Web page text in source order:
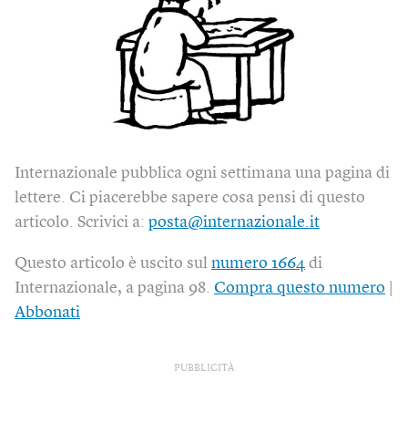
Internazionale pubblica ogni settimana una pagina di
lettere. Ci piacerebbe sapere cosa pensi di questo
articolo. Scrivici a: posta@internazionale.it
Questo articolo è uscito sul numero 1664 di
Internazionale, a pagina 98. Compra questo numero
Abbonati
PUBBLICITÀ